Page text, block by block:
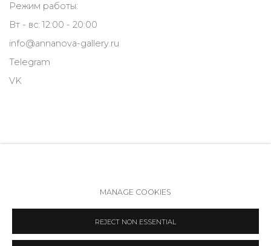
Режим работы:
Вт - вс: 12:00 - 20:00
info@annanova-gallery.ru
Telegram
VK
COPYRIGHT © 2026 ANNA NOVA GALLERY SITE BY ARTLOGIC
MANAGE COOKIES
REJECT NON ESSENTIAL